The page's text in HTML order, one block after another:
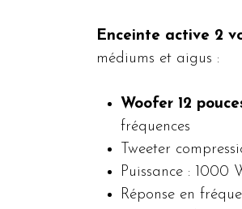
Enceinte active 2
médiums et aigus :
Woofer 12
fréquences
Tweeter
Puissance : 1000
Réponse en